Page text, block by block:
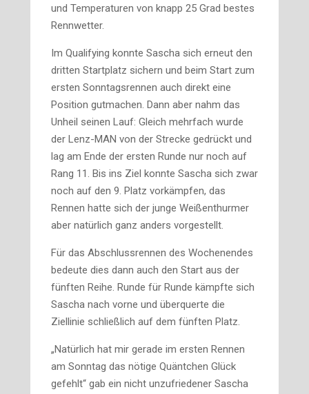
und Temperaturen von knapp 25 Grad bestes
Rennwetter.
Im Qualifying konnte Sascha sich erneut den
dritten Startplatz sichern und beim Start zum
ersten Sonntagsrennen auch direkt eine
Position gutmachen. Dann aber nahm das
Unheil seinen Lauf: Gleich mehrfach wurde
der Lenz-MAN von der Strecke gedrückt und
lag am Ende der ersten Runde nur noch auf
Rang 11. Bis ins Ziel konnte Sascha sich zwar
noch auf den 9. Platz vorkämpfen, das
Rennen hatte sich der junge Weißenthurmer
aber natürlich ganz anders vorgestellt.
Für das Abschlussrennen des Wochenendes
bedeute dies dann auch den Start aus der
fünften Reihe. Runde für Runde kämpfte sich
Sascha nach vorne und überquerte die
Ziellinie schließlich auf dem fünften Platz.
„Natürlich hat mir gerade im ersten Rennen
am Sonntag das nötige Quäntchen Glück
gefehlt“ gab ein nicht unzufriedener Sascha